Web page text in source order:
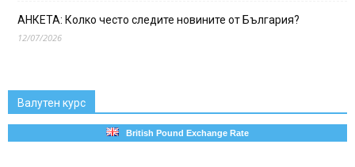
АНКЕТА: Колко често следите новините от България?
12/07/2026
Валутен курс
British Pound Exchange Rate